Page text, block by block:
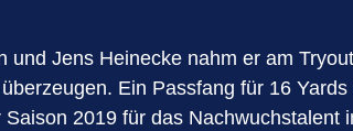
und Jens Heinecke nahm er am
Ein Passfang für 16
2019 für das Nachwuchstalent